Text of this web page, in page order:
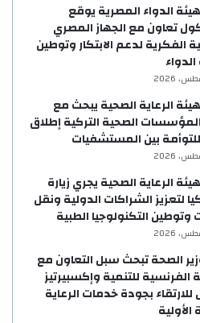
الدواء المصرية يوقع
تعاون مع الجهاز المصري
الفكرية لدعم الابتكار وتوطين
الرعاية الصحية يبحث مع
الصحية التركية إطلاق
بين المستشفيات
الرعاية الصحية يجري زيارة
لتعزيز الشراكات الدولية ونقل
وتوطين التكنولوجيا الطبية
الصحة تبحث سبل التعاون مع
الفرنسية للتنمية وإكسبيرتيز
بجودة خدمات الرعاية
الأولية